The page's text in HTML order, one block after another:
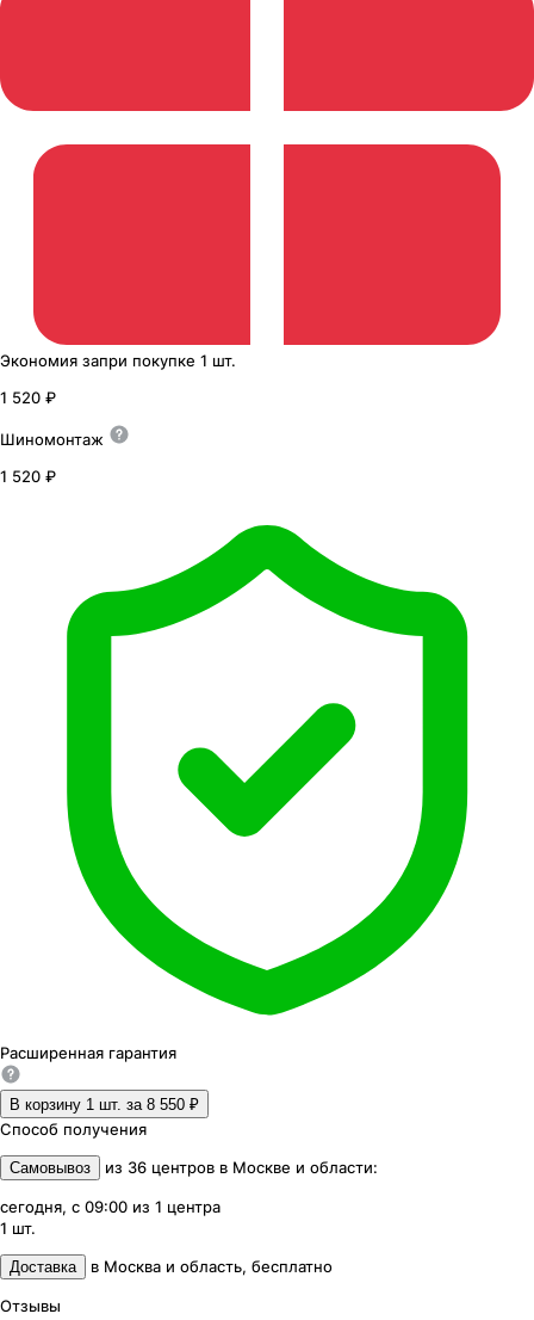
Экономия запри покупке 1 шт.
1 520 ₽
Шиномонтаж
1 520 ₽
Расширенная гарантия
В корзину 1 шт. за 8 550 ₽
Способ получения
Самовывоз из 36 центров в Москве и области:
сегодня, с 09:00 из 1 центра
1 шт.
Доставка в Москва и область, бесплатно
Отзывы